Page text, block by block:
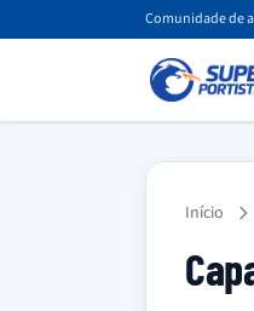
Comunidade de
Início